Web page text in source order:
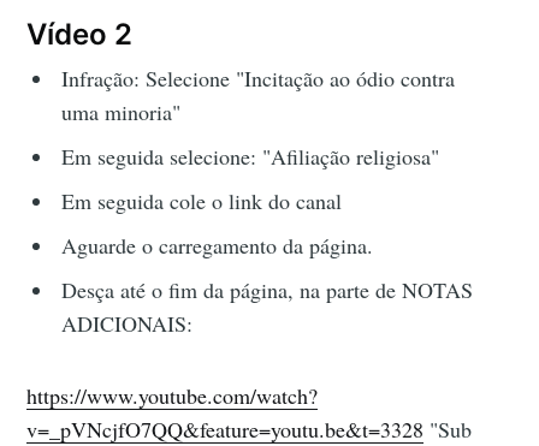
Vídeo 2
Infração: Selecione "Incitação ao ódio contra
uma minoria"
Em seguida selecione: "Afiliação religiosa"
Em seguida cole o link do canal
Aguarde o carregamento da página.
Desça até o fim da página, na parte de NOTAS
ADICIONAIS:
https://www.youtube.com/watch?
v=_pVNcjfO7QQ&feature=youtu.be&t=3328 "Sub